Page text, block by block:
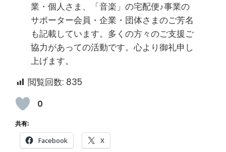
業・個人さま、「音楽」の宅配便♪事業の
サポーター会員・企業・団体さまのご芳名
も記載しています。多くの方々のご支援ご
協力があっての活動です。心より御礼申し
上げます。
閲覧回数: 835
0
共有:
Facebook X